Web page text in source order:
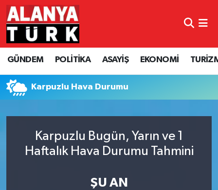
GÜNDEM POLİTİKA ASAYİŞ EKONOMİ
Karpuzlu Hava Durumu
Karpuzlu Bugün, Yarın ve 1
Haftalık Hava Durumu Tahmini
ŞU AN
GÜNDEM
POLİTİKA
ASAYİŞ
TURİZM
Nöbetçi Eczaneler
Hava Durumu
Namaz Vakitleri
Süper Lig Puan Durumu ve Fikstür
Son Dakika Haberleri